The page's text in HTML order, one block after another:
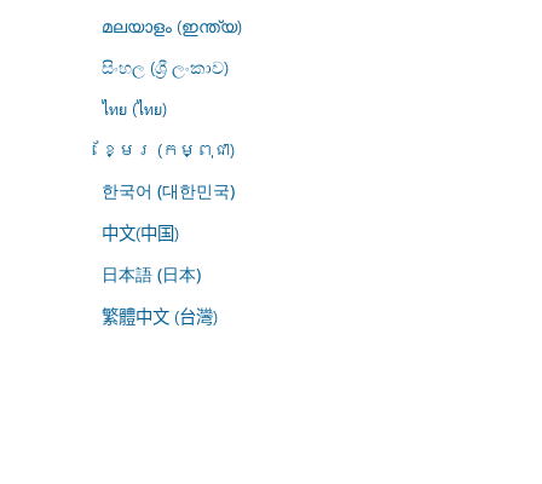
മലയാളം (ഇന്ത്യ)
සිංහල (ශ්‍රී ලංකාව)
ไทย (ไทย)
ខ្មែរ (កម្ពុជា)
한국어 (대한민국)
中文(中国)
日本語 (日本)
繁體中文 (台灣)